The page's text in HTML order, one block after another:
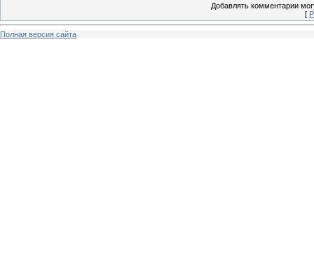
Добавлять комментарии
[
Полная версия сайта